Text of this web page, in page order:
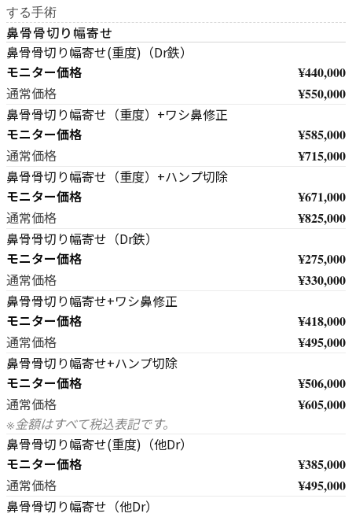
する手術
鼻骨骨切り幅寄せ
鼻骨骨切り幅寄せ(重度)（Dr鉄）
モニター価格 ¥440,000
通常価格 ¥550,000
鼻骨骨切り幅寄せ（重度）+ワシ鼻修正
モニター価格 ¥585,000
通常価格 ¥715,000
鼻骨骨切り幅寄せ（重度）+ハンプ切除
モニター価格 ¥671,000
通常価格 ¥825,000
鼻骨骨切り幅寄せ（Dr鉄）
モニター価格 ¥275,000
通常価格 ¥330,000
鼻骨骨切り幅寄せ+ワシ鼻修正
モニター価格 ¥418,000
通常価格 ¥495,000
鼻骨骨切り幅寄せ+ハンプ切除
モニター価格 ¥506,000
通常価格 ¥605,000
※金額はすべて税込表記です。
鼻骨骨切り幅寄せ(重度)（他Dr）
モニター価格 ¥385,000
通常価格 ¥495,000
鼻骨骨切り幅寄せ（他Dr）